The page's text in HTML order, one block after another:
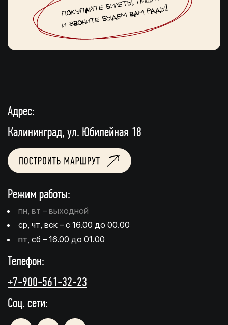
Адрес:
Калининград, ул. Юбилейная 18
Режим работы:
пн, вт – выходной
ср, чт, вск – с 16.00 до 00.00
пт, сб – 16.00 до 01.00
Телефон:
+7-900-561-32-23
Соц. сети: